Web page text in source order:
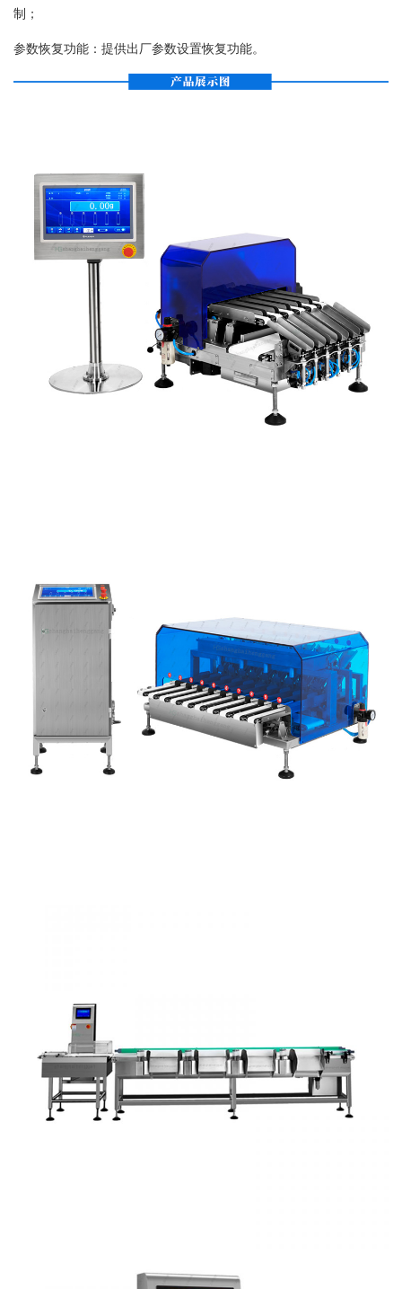
制；
参数恢复功能：提供出厂参数设置恢复功能。